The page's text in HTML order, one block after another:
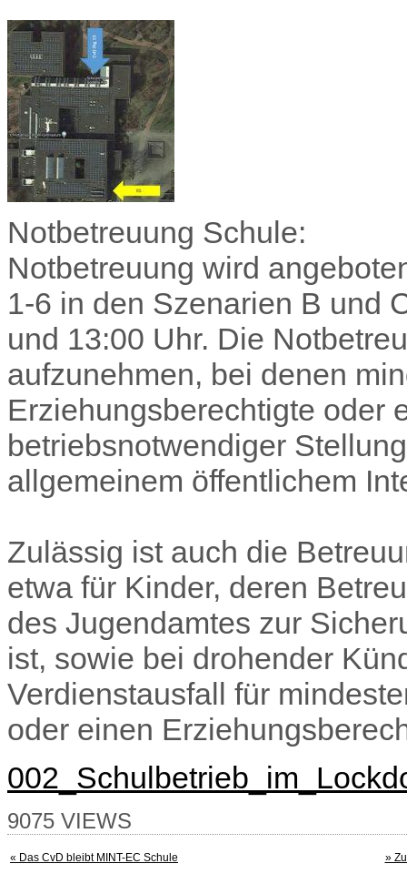
Notbetreuung Schule:
Notbetreuung wird
1-6 in den Szenarien B und
und 13:00 Uhr. Die
aufzunehmen, bei denen
Erziehungsberechtigte oder
betriebsnotwendiger
allgemeinem öffentlichem
Zulässig ist auch die
etwa für Kinder, deren
des Jugendamtes zur
ist, sowie bei drohender
Verdienstausfall für
oder einen
9075 VIEWS
« Das CvD bleibt MINT-EC Schule »